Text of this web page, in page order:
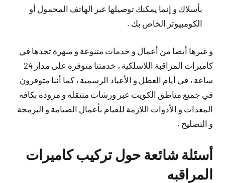
بأسلاك و إنما يمكنك توصيلها عبر الهاتف المحمول أو
الكومبيوتر الخاص بك .
و غيرها أيضا من أعمال و خدمات متنوعة و مبهرة تجدها في
كاميرات المراقبة اللاسلكية ، خدمتنا متوفرة على مدار 24
ساعة ، في أيام العطل و الأعياد الرسمية ، كما أننا متوفرون
في جميع مناطق الكويت عبر ورشات متنقلة و مزودة بكافة
المعدات و الأدوات اللازمة للقيام بأعمال الصيامة و البرمجة
و التصليح .
أسئلة شائعة حول تركيب كاميرات
المراقبه